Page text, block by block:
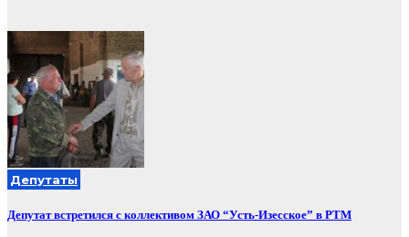
Депутаты
Депутат встретился с коллективом ЗАО “Усть-Изесское” в РТМ